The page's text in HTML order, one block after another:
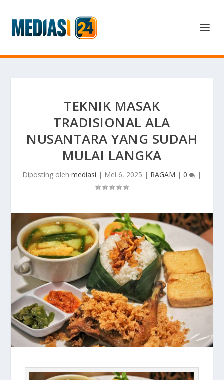
TEKNIK MASAK
TRADISIONAL ALA
NUSANTARA YANG SUDAH
MULAI LANGKA
Diposting oleh mediasi | Mei 6, 2025 | RAGAM | 0 |